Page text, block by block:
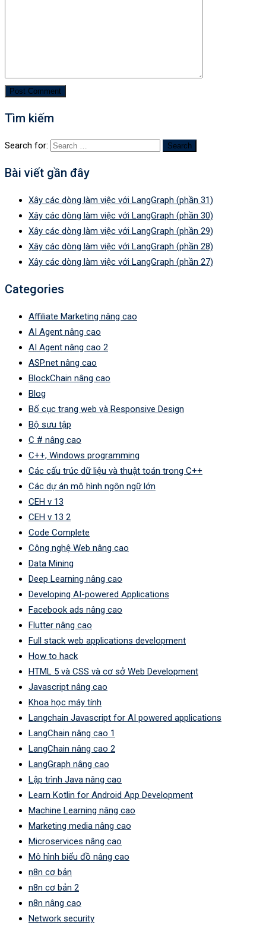
Tìm kiếm
Search for:
Bài viết gần đây
Xây các dòng làm việc với LangGraph (phần 31)
Xây các dòng làm việc với LangGraph (phần 30)
Xây các dòng làm việc với LangGraph (phần 29)
Xây các dòng làm việc với LangGraph (phần 28)
Xây các dòng làm việc với LangGraph (phần 27)
Categories
Affiliate Marketing nâng cao
AI Agent nâng cao
AI Agent nâng cao 2
ASP.net nâng cao
BlockChain nâng cao
Blog
Bố cục trang web và Responsive Design
Bộ sưu tập
C # nâng cao
C++, Windows programming
Các cấu trúc dữ liệu và thuật toán trong C++
Các dự án mô hình ngôn ngữ lớn
CEH v 13
CEH v 13 2
Code Complete
Công nghệ Web nâng cao
Data Mining
Deep Learning nâng cao
Developing AI-powered Applications
Facebook ads nâng cao
Flutter nâng cao
Full stack web applications development
How to hack
HTML 5 và CSS và cơ sở Web Development
Javascript nâng cao
Khoa học máy tính
Langchain Javascript for AI powered applications
LangChain nâng cao 1
LangChain nâng cao 2
LangGraph nâng cao
Lập trình Java nâng cao
Learn Kotlin for Android App Development
Machine Learning nâng cao
Marketing media nâng cao
Microservices nâng cao
Mô hình biểu đồ nâng cao
n8n cơ bản
n8n cơ bản 2
n8n nâng cao
Network security